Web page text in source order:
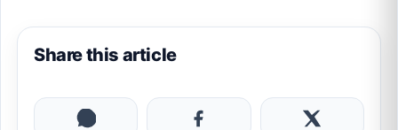
Share this article